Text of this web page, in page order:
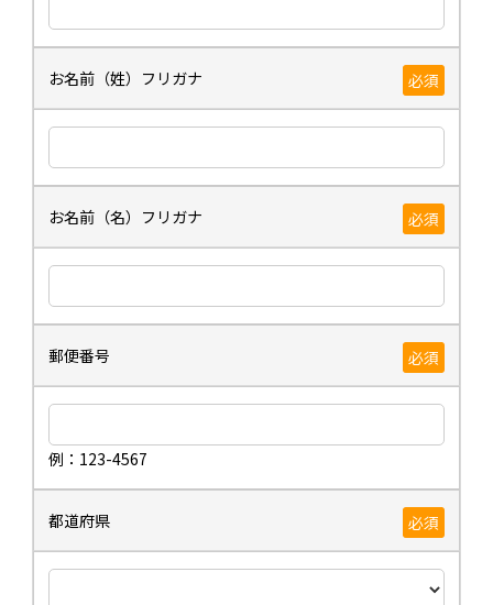
お名前（姓）フリガナ 必須
お名前（名）フリガナ 必須
郵便番号 必須
例：123-4567
都道府県 必須